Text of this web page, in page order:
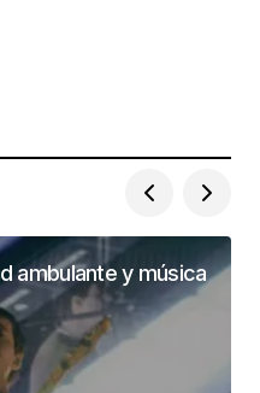
ambulante y música